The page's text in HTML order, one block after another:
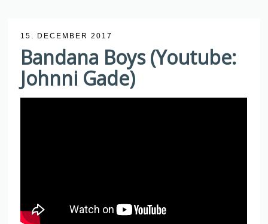
15. DECEMBER 2017
Bandana Boys (Youtube:
Johnni Gade)